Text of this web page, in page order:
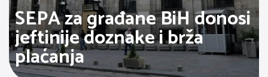
SEPA za građane BiH donosi
jeftinije doznake i brža
plaćanja